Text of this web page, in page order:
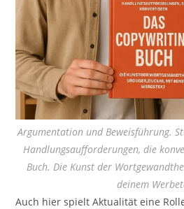
Argumentation und Beweisführung.
Handlungsaufforderungen, die
Buch. Die Kunst der
deinem
Auch hier spielt Aktualität eine